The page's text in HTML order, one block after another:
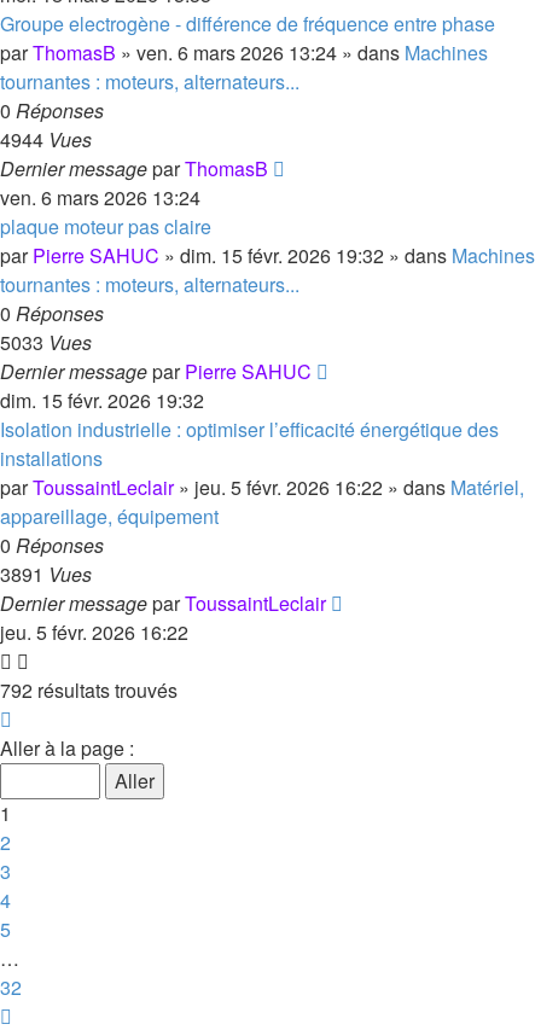
Groupe electrogène - différence de fréquence entre phase
parThomasB » ven. 6 mars 2026 13:24 » dans Machines
tournantes : moteurs, alternateurs...
0 Réponses
4944 Vues
Dernier messageparThomasB
ven. 6 mars 2026 13:24
plaque moteur pas claire
parPierre SAHUC » dim. 15 févr. 2026 19:32 » dans Machines
tournantes : moteurs, alternateurs...
0 Réponses
5033 Vues
Dernier messageparPierre SAHUC
dim. 15 févr. 2026 19:32
Isolation industrielle : optimiser l’efficacité énergétique des
installations
parToussaintLeclair» jeu. 5 févr. 2026 16:22 » dans Matériel,
appareillage, équipement
0 Réponses
3891 Vues
Dernier messageparToussaintLeclair
jeu. 5 févr. 2026 16:22
792 résultats trouvés
1
32
Aller à la page :
1
2
3
4
5
…
32